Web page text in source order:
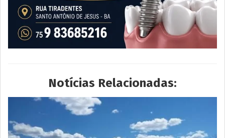
Notícias Relacionadas: